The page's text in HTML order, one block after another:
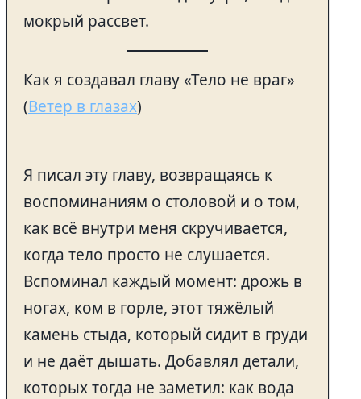
мокрый рассвет.
Как я создавал главу «Тело не враг»
(Ветер в глазах)
Я писал эту главу, возвращаясь к
воспоминаниям о столовой и о том,
как всё внутри меня скручивается,
когда тело просто не слушается.
Вспоминал каждый момент: дрожь в
ногах, ком в горле, этот тяжёлый
камень стыда, который сидит в груди
и не даёт дышать. Добавлял детали,
которых тогда не заметил: как вода